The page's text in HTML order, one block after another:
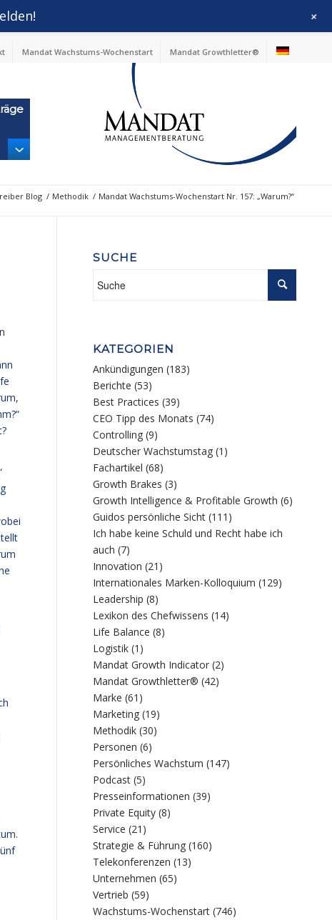
Mandat Wachstums-Wochenstart Mandat Growthletter®
Blog / Methodik / Mandat Wachstums-Wochenstart Nr. 157: „Warum?“
SUCHE
KATEGORIEN
Ankündigungen (183)
Berichte (53)
Best Practices (39)
CEO Tipp des Monats (74)
Controlling (9)
Deutscher Wachstumstag (1)
Fachartikel (68)
Growth Brakes (3)
Growth Intelligence & Profitable Growth (6)
Guidos persönliche Sicht (111)
Ich habe keine Schuld und Recht habe ich
auch (7)
Innovation (21)
Internationales Marken-Kolloquium (129)
Leadership (8)
Lexikon des Chefwissens (14)
Life Balance (8)
Logistik (1)
Mandat Growth Indicator (2)
Mandat Growthletter® (42)
Marke (61)
Marketing (19)
Methodik (30)
Personen (6)
Persönliches Wachstum (147)
Podcast (5)
Presseinformationen (39)
Private Equity (8)
Service (21)
Strategie & Führung (160)
Telekonferenzen (13)
Unternehmen (65)
Vertrieb (59)
Wachstums-Wochenstart (746)
+